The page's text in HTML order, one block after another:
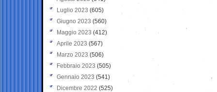
Luglio 2023 (605)
Giugno 2023 (560)
Maggio 2023 (412)
Aprile 2023 (567)
Marzo 2023 (506)
Febbraio 2023 (505)
Gennaio 2023 (541)
Dicembre 2022 (525)